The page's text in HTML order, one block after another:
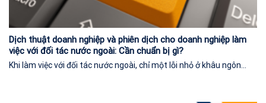
Dịch thuật doanh nghiệp và phiên dịch cho doanh nghiệp làm
việc với đối tác nước ngoài: Cần chuẩn bị gì?
Khi làm việc với đối tác nước ngoài, chỉ một lỗi nhỏ ở khâu ngôn...